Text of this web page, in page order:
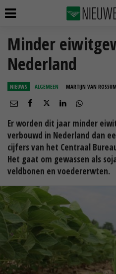
Minder
Nederland
NIEUWS ALGEMEEN MARTIJN VAN ROSSUM
Er worden dit jaar minder
verbouwd in Nederland dan
cijfers van het Centraal
Het gaat om gewassen als
veldbonen en voedererwten.